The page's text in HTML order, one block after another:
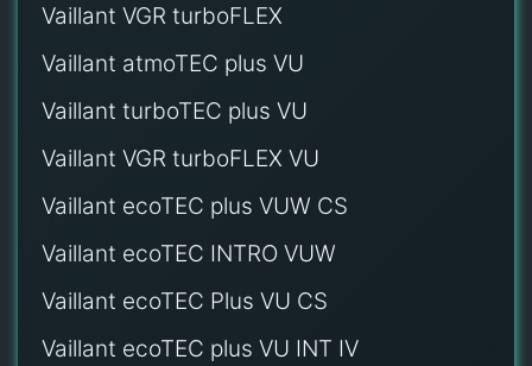
Vaillant VGR turboFLEX
Vaillant atmoTEC plus VU
Vaillant turboTEC plus VU
Vaillant VGR turboFLEX VU
Vaillant ecoTEC plus VUW CS
Vaillant ecoTEC INTRO VUW
Vaillant ecoTEC Plus VU CS
Vaillant ecoTEC plus VU INT IV